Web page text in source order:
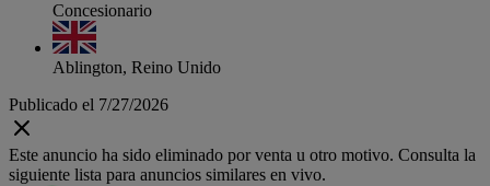
Concesionario
Ablington, Reino Unido
Publicado el 7/27/2026
Este anuncio ha sido eliminado por venta u otro motivo. Consulta la
siguiente lista para anuncios similares en vivo.